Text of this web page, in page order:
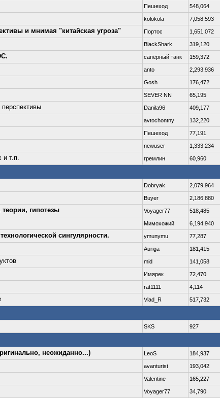
Пешеход 548,064
kolokola 7,058,593
и мнимая "китайская угроза" Портос 1,651,072
BlackShark 319,120
сапёрный танк 159,372
anto 2,293,936
Gosh 176,472
SEVER NN 65,195
Danila96 409,177
avtochontny 132,220
Пешеход 77,191
newuser 1,333,234
и т.п. гремлин 60,960
Dobryаk 2,079,964
Buyer 2,186,880
гипотезы Voyager77 518,485
Мимохожий 6,194,940
сингулярности. ymunymu 77,287
Auriga 181,415
mid 141,058
Имярек 72,470
rat1111 4,114
Vlad_R 517,732
SKS 927
неожиданно...)
LeoS 184,937
avanturist 193,042
Valentine 165,227
Voyager77 34,790